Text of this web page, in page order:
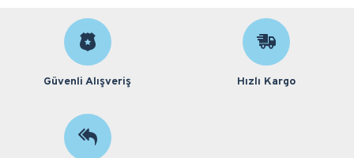
Güvenli Alışveriş Hızlı Kargo